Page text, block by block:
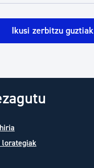
Ikusi zerbitzu guztiak
lorategiak